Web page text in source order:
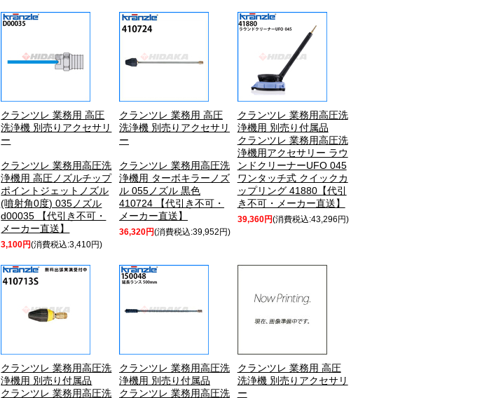
クランツレ 業務用 高圧
洗浄機 別売りアクセサリ
ー
クランツレ 業務用高圧洗
浄機用 高圧ノズルチップ
ポイントジェットノズル
(噴射角0度) 035ノズル
d00035 【代引き不可・
メーカー直送】
3,100円(消費税込:3,410円)
クランツレ 業務用 高圧
洗浄機 別売りアクセサリ
ー
クランツレ 業務用高圧洗
浄機用 ターボキラーノズ
ル 055ノズル 黒色
410724 【代引き不可・
メーカー直送】
36,320円(消費税込:39,952円)
クランツレ 業務用高圧洗
浄機用 別売り付属品
クランツレ 業務用高圧洗
浄機用アクセサリー ラウ
ンドクリーナーUFO 045
ワンタッチ式 クイックカ
ップリング 41880【代引
き不可・メーカー直送】
39,360円(消費税込:43,296円)
クランツレ 業務用高圧洗
浄機用 別売り付属品
クランツレ 業務用高圧洗
クランツレ 業務用高圧洗
浄機用 別売り付属品
クランツレ 業務用高圧洗
クランツレ 業務用 高圧
洗浄機 別売りアクセサリ
ー